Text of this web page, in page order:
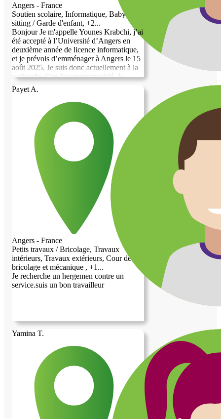
Angers - France
Soutien scolaire, Informatique, Baby-
sitting / Garde d'enfant, +2...
Bonjour Je m'appelle Younes Krabchi, j’ai
été accepté à l’Université d’Angers en
deuxième année de licence informatique,
et je prévois d’emménager à Angers le 15
août 2025. Je suis donc actuellement à la
recherche d’un logement meublé. Je
dispose d’une garantie VISALE pour
couvrir le loyer
Payet A.
Angers - France
Petits travaux / Bricolage, Travaux
intérieurs, Travaux extérieurs, Cour de
bricolage et mécanique , +1...
Je recherche un hergemen contre un
service.suis un bon travailleur
Yamina T.